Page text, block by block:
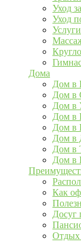
Уход
Уход
Дома
Дом в
Дом в
Дом в
Дом в
Дом в
Дом в
Дом в
Дом в
Как
Досуг
Отдых